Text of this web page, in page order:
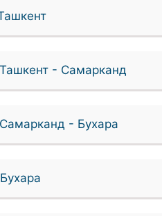
Ташкент - Самарканд
Самарканд - Бухара
Бухара